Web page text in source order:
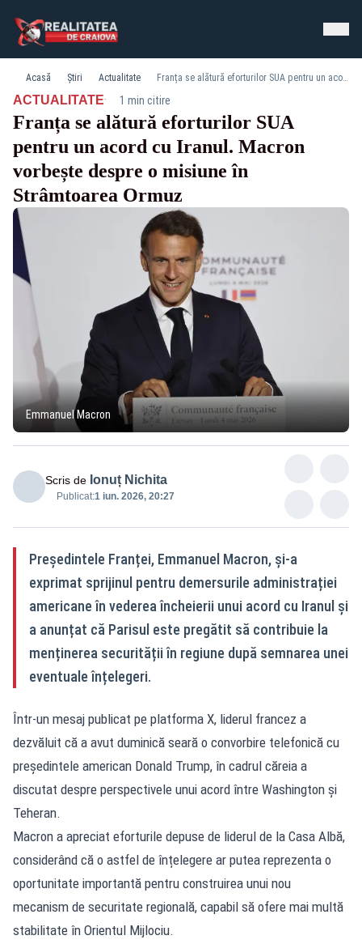
Acasă Știri Actualitate Franța se alătură eforturilor SUA pentru un acord cu Iranul. Macron vorbește despre o misiune în Strâmtoarea Ormuz
ACTUALITATE· 1 min citire
Franța se alătură eforturilor SUA
pentru un acord cu Iranul. Macron
vorbește despre o misiune în
Strâmtoarea Ormuz
Emmanuel Macron
Scris de Ionuț Nichita
Publicat:1 iun. 2026, 20:27
Președintele Franței, Emmanuel Macron, și-a
exprimat sprijinul pentru demersurile administrației
americane în vederea încheierii unui acord cu Iranul și
a anunțat că Parisul este pregătit să contribuie la
menținerea securității în regiune după semnarea unei
eventuale înțelegeri.
Într-un mesaj publicat pe platforma X, liderul francez a
dezvăluit că a avut duminică seară o convorbire telefonică cu
președintele american Donald Trump, în cadrul căreia a
discutat despre perspectivele unui acord între Washington și
Teheran.
Macron a apreciat eforturile depuse de liderul de la Casa Albă,
considerând că o astfel de înțelegere ar putea reprezenta o
oportunitate importantă pentru construirea unui nou
mecanism de securitate regională, capabil să ofere mai multă
stabilitate în Orientul Mijlociu.